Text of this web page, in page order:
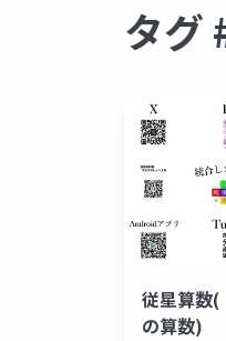
タグ
従星算数(
の算数)